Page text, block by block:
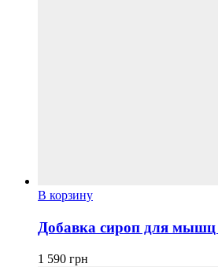
В корзину
Добавка сироп для
1 590 грн